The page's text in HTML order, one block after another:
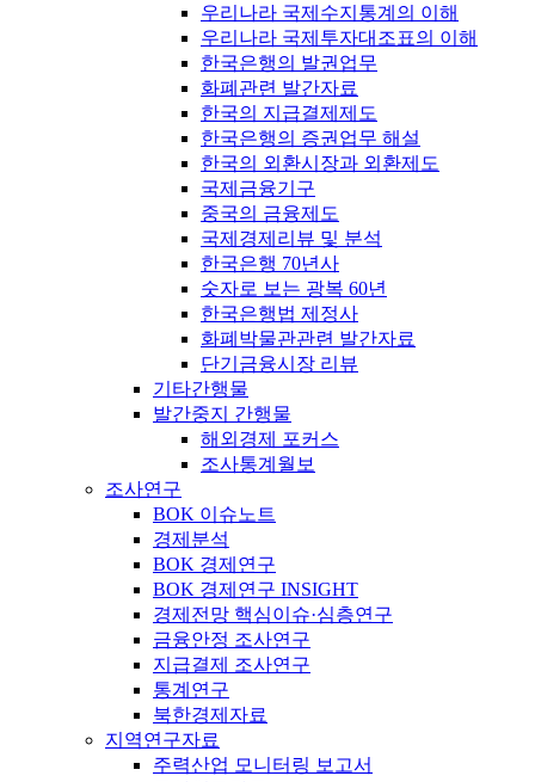
우리나라 국제수지통계의 이해
우리나라 국제투자대조표의 이해
한국은행의 발권업무
화폐관련 발간자료
한국의 지급결제제도
한국은행의 증권업무 해설
한국의 외환시장과 외환제도
국제금융기구
중국의 금융제도
국제경제리뷰 및 분석
한국은행 70년사
숫자로 보는 광복 60년
한국은행법 제정사
화폐박물관관련 발간자료
단기금융시장 리뷰
기타간행물
발간중지 간행물
해외경제 포커스
조사통계월보
조사연구
BOK 이슈노트
경제분석
BOK 경제연구
BOK 경제연구 INSIGHT
경제전망 핵심이슈·심층연구
금융안정 조사연구
지급결제 조사연구
통계연구
북한경제자료
지역연구자료
주력산업 모니터링 보고서